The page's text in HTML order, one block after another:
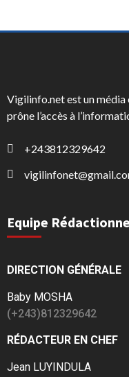
Vigilinfo.net est un
prône l’accès à
+243812329642
Equipe
DIRECTION GÉNÉRALE
Baby MOSHA
(+243)812329642
RÉDACTEUR EN CHEF
Jean LUYINDULA